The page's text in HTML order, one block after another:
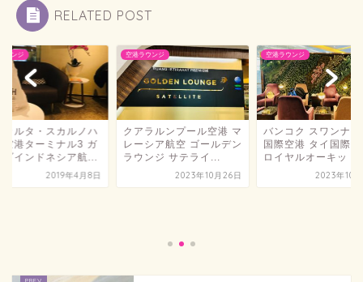
RELATED POST
ウンジ
ラルンプール空港 マ
シア航空 ゴールデン
ンジ サテライ...
2023年10月26日
空港ラウンジ
バンコク スワンナプーム
国際空港 タイ国際航空
ロイヤルオーキッド...
2023年10月24日
空港ラウンジ
ジャカルタ・スカル